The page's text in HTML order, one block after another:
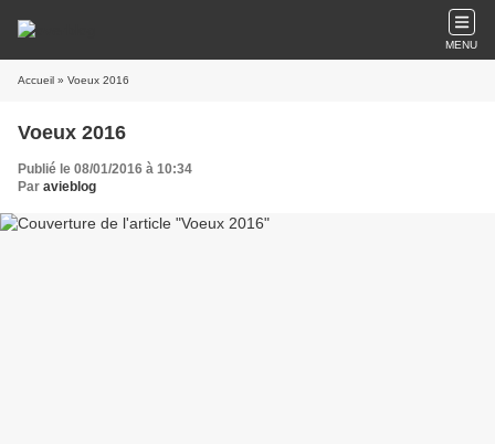
MENU
Accueil » Voeux 2016
Voeux 2016
Publié le 08/01/2016 à 10:34
Par avieblog